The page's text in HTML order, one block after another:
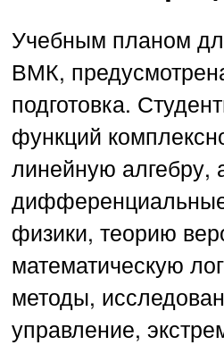
Учебным планом
ВМК,
подготовка.
функций
линейную алгебру,
физики, теорию
математическую
методы,
управление,